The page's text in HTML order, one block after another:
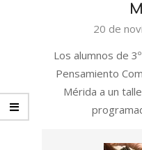
20 de
Los alumnos de
Pensamiento
Mérida a un